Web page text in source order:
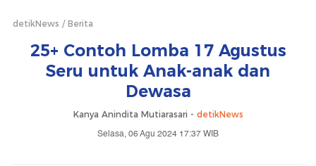
detikNews Berita
25+ Contoh Lomba 17 Agustus
Seru untuk Anak-anak dan
Dewasa
Kanya Anindita Mutiarasari - detikNews
Selasa, 06 Agu 2024 17:37 WIB